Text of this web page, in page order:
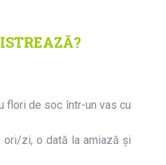
flori de soc într-un vas cu
zi, o dată la amiază și